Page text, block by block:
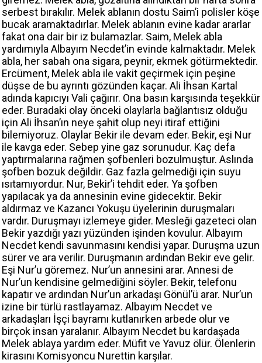
serbest bırakılır. Melek ablanın dostu Saim’i polisler köşe
bucak aramaktadırlar. Melek ablanın evine kadar ararlar
fakat ona dair bir iz bulamazlar. Saim, Melek abla
yardımıyla Albayım Necdet’in evinde kalmaktadır. Melek
abla, her sabah ona sigara, peynir, ekmek götürmektedir.
Ercüment, Melek abla ile vakit geçirmek için peşine
düşse de bu ayrıntı gözünden kaçar. Ali İhsan Kartal
adında kapıcıyı Vali çağırır. Ona basın karşısında teşekkür
eder. Buradaki olay önceki olaylarla bağlantısız olduğu
için Ali İhsan’ın neye şahit olup neyi itiraf ettiğini
bilemiyoruz. Olaylar Bekir ile devam eder. Bekir, eşi Nur
ile kavga eder. Sebep yine gaz sorunudur. Kaç defa
yaptırmalarına rağmen şofbenleri bozulmuştur. Aslında
şofben bozuk değildir. Gaz fazla gelmediği için suyu
ısıtamıyordur. Nur, Bekir’i tehdit eder. Ya şofben
yapılacak ya da annesinin evine gidecektir. Bekir
aldırmaz ve Kazancı Yokuşu üyelerinin duruşmaları
vardır. Duruşmayı izlemeye gider. Mesleği gazeteci olan
Bekir yazdığı yazı yüzünden işinden kovulur. Albayım
Necdet kendi savunmasını kendisi yapar. Duruşma uzun
sürer ve ara verilir. Duruşmanın ardından Bekir eve gelir.
Eşi Nur’u göremez. Nur’un annesini arar. Annesi de
Nur’un kendisine gelmediğini söyler. Bekir, telefonu
kapatır ve ardından Nur’un arkadaşı Gönül’ü arar. Nur’un
izine bir türlü rastlayamaz. Albayım Necdet ve
arkadaşları İşçi bayramı kutlanırken arbede olur ve
birçok insan yaralanır. Albayım Necdet bu kardaşada
Melek ablaya yardım eder. Müfit ve Yavuz ölür. Ölenlerin
kirasını Komisyoncu Nurettin karşılar.